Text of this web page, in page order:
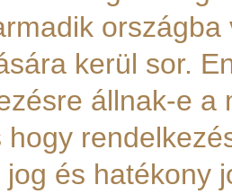
kerül sor.
állnak-e
hogy
és hatékony